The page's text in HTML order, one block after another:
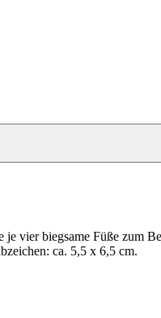
vier biegsame Füße zum
ca. 5,5 x 6,5 cm.